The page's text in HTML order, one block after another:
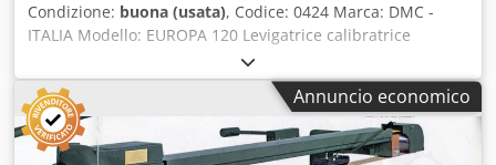
Condizione: buona (usata), Codice: 0424 Marca: DMC -
ITALIA Modello: EUROPA 120 Levigatrice calibratrice
automatica a 2 nastri per legno, mobili, elementi d’arredo,
telai in legno, porte, pannelli, materiali compositi e altro
Dati tecnici: Struttura robusta Larghezza massima di lavoro
mm 1200 Altezza massima di lavoro mm 170 Dimensioni
del nastro abrasivo mm 2200 x 1250 1° Gruppo: rullo
Annuncio economico